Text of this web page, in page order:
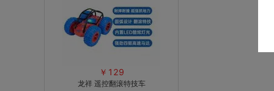
￥129
龙祥 遥控翻滚特技车